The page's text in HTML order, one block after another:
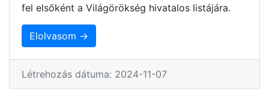
fel elsőként a Világörökség hivatalos listájára.
Elolvasom →
Létrehozás dátuma: 2024-11-07